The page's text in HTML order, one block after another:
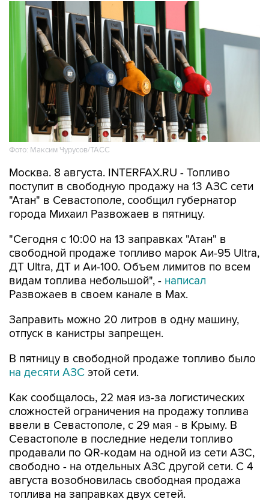
Фото: Максим Чурусов/ТАСС
Москва. 8 августа. INTERFAX.RU - Топливо
поступит в свободную продажу на 13 АЗС сети
"Атан" в Севастополе, сообщил губернатор
города Михаил Развожаев в пятницу.
"Сегодня с 10:00 на 13 заправках "Атан" в
свободной продаже топливо марок Аи-95 Ultra,
ДТ Ultra, ДТ и Аи-100. Объем лимитов по всем
видам топлива небольшой", - написал
Развожаев в своем канале в Max.
Заправить можно 20 литров в одну машину,
отпуск в канистры запрещен.
В пятницу в свободной продаже топливо было
на десяти АЗС этой сети.
Как сообщалось, 22 мая из-за логистических
сложностей ограничения на продажу топлива
ввели в Севастополе, с 29 мая - в Крыму. В
Севастополе в последние недели топливо
продавали по QR-кодам на одной из сети АЗС,
свободно - на отдельных АЗС другой сети. С 4
августа возобновилась свободная продажа
топлива на заправках двух сетей.